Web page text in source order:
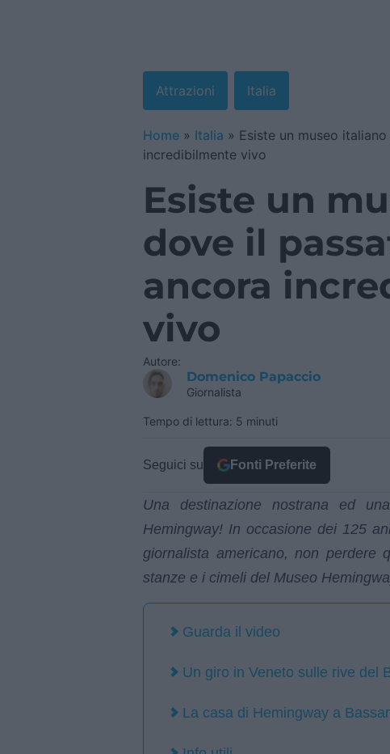
Attrazioni Italia
Home » Italia » Esiste un museo
incredibilmente vivo
Esiste un
dove il
ancora
vivo
Autore:
Domenico Papaccio
Giornalista
Tempo di lettura: 5 minuti
Seguici su Fonti Preferite
Una destinazione nostrana ed
Hemingway! In occasione dei 125
giornalista americano, non perdere
stanze e i cimeli del Museo
Guarda il video
Un giro in Veneto sulle rive del
La casa di Hemingway a